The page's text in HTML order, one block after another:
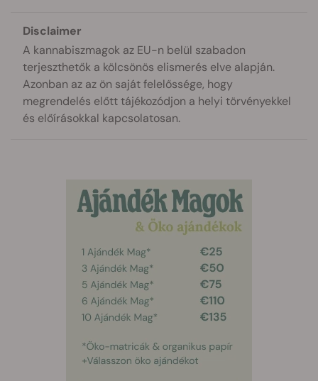
Disclaimer
A kannabiszmagok az EU-n belül szabadon
terjeszthetők a kölcsönös elismerés elve alapján.
Azonban az az ön saját felelőssége, hogy
megrendelés előtt tájékozódjon a helyi törvényekkel
és előírásokkal kapcsolatosan.